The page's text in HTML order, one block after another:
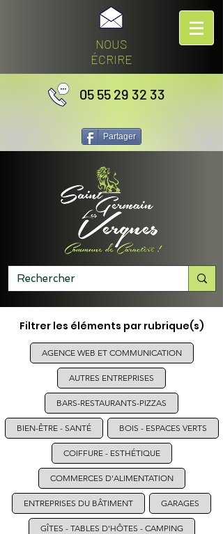
NOUS
ÉCRIRE
05 55 29 32 33
Partager
Filtrer les éléments par rubrique(s)
AGENCE WEB ET COMMUNICATION
AUTRES ENTREPRISES
BARS-RESTAURANTS-PIZZAS
BIEN-ÊTRE - SANTÉ BOIS - ESPACES VERTS
COIFFURE - ESTHÉTIQUE
COMMERCES D'ALIMENTATION
ENTREPRISES DU BÂTIMENT GARAGES
GÎTES - TABLES D'HÔTES - CAMPING